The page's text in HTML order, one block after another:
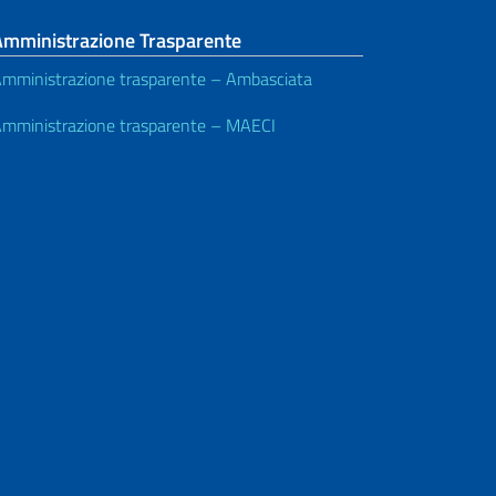
Trasparente
trasparente – Ambasciata
trasparente – MAECI